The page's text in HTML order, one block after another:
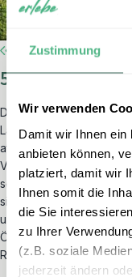
Zustimmung
Wir verwenden
Damit wir Ihnen ein
anbieten können,
platziert, damit wir
Ihnen somit die
die Sie
zu Ihrer
(z.B. soziale
jederzeit ändern
5. La Fortuna -
Die Gegend rund um
Landes und
atemberaubend. Am
Vulkane Costa Ricas,
seitdem schlummert –
sich ein
unter dem Vulkan. La
Örtchen und gehört
Ricas.